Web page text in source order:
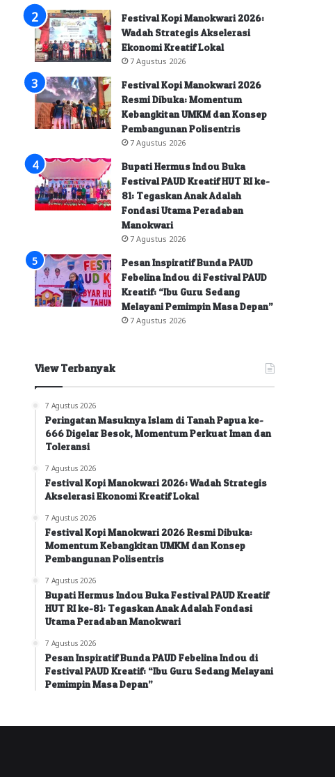
Festival Kopi Manokwari 2026:
Wadah Strategis Akselerasi
Ekonomi Kreatif Lokal
7 Agustus 2026
Festival Kopi Manokwari 2026
Resmi Dibuka: Momentum
Kebangkitan UMKM dan Konsep
Pembangunan Polisentris
7 Agustus 2026
Bupati Hermus Indou Buka
Festival PAUD Kreatif HUT RI ke-
81: Tegaskan Anak Adalah
Fondasi Utama Peradaban
Manokwari
7 Agustus 2026
Pesan Inspiratif Bunda PAUD
Febelina Indou di Festival PAUD
Kreatif: “Ibu Guru Sedang
Melayani Pemimpin Masa Depan”
7 Agustus 2026
View Terbanyak
7 Agustus 2026
Peringatan Masuknya Islam di Tanah Papua ke-
666 Digelar Besok, Momentum Perkuat Iman dan
Toleransi
7 Agustus 2026
Festival Kopi Manokwari 2026: Wadah Strategis
Akselerasi Ekonomi Kreatif Lokal
7 Agustus 2026
Festival Kopi Manokwari 2026 Resmi Dibuka:
Momentum Kebangkitan UMKM dan Konsep
Pembangunan Polisentris
7 Agustus 2026
Bupati Hermus Indou Buka Festival PAUD Kreatif
HUT RI ke-81: Tegaskan Anak Adalah Fondasi
Utama Peradaban Manokwari
7 Agustus 2026
Pesan Inspiratif Bunda PAUD Febelina Indou di
Festival PAUD Kreatif: “Ibu Guru Sedang Melayani
Pemimpin Masa Depan”